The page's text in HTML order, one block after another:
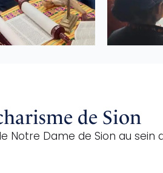
de Sion
Notre Dame de Sion au